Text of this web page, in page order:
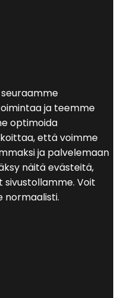
ja teemme
optimoida
että voimme
ja palvelemaan
näitä evästeitä,
Voit
normaalisti.